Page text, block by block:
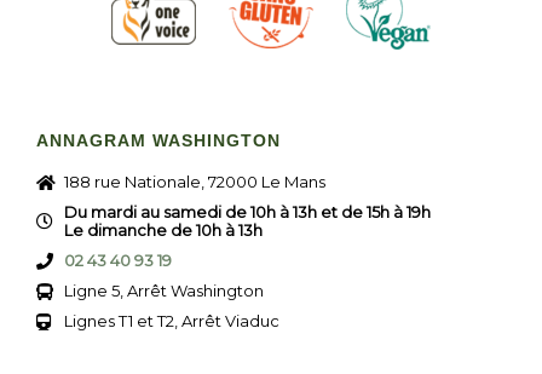
ANNAGRAM WASHINGTON
188 rue Nationale, 72000 Le Mans
Du mardi au samedi de 10h à 13h et de 15h à 19h
Le dimanche de 10h à 13h
02 43 40 93 19
Ligne 5, Arrêt Washington
Lignes T1 et T2, Arrêt Viaduc